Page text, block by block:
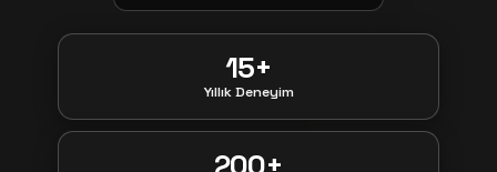
15+
Yıllık Deneyim